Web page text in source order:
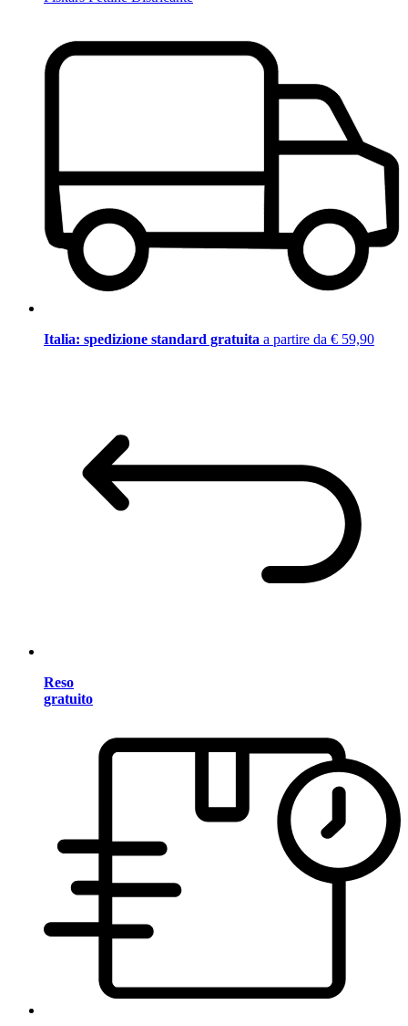
Italia: spedizione standard gratuita a partire da € 59,90
Reso
gratuito